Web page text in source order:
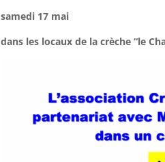
samedi 17 mai
dans les locaux de la crèche “le